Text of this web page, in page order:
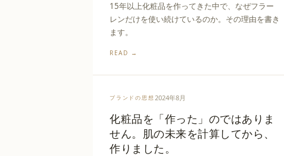
15年以上化粧品を作ってきた中で、なぜフラー
レンだけを使い続けているのか。その理由を書き
ます。
READ →
ブランドの思想 2024年8月
化粧品を「作った」のではありま
せん。肌の未来を計算してから、
作りました。